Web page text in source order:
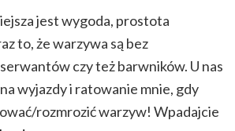
jest wygoda, prostota
to, że warzywa są bez
czy też barwników. U nas
wyjazdy i ratowanie mnie, gdy
rozmrozić warzyw! Wpadajcie